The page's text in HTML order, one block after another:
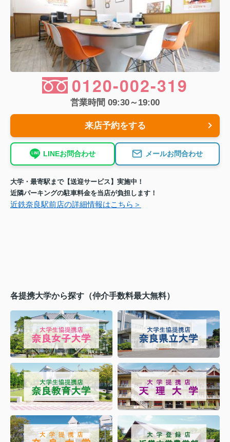
0120-002-319
営業時間 09:30～19:00
来店予約をする
LINEお問合わせ メールお問合わせ
大学・最寄駅まで【送迎サービス】実施中！
近隣パーキングの駐車料金を当店が負担します！
近鉄奈良駅前店の詳細情報はこちら＞
各提携大学から探す（仲介手数料最大無料）